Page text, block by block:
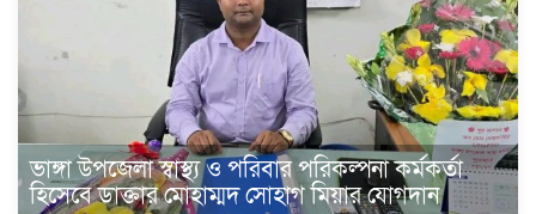
ভাঙ্গা উপজেলা স্বাস্থ্য ও পরিবার পরিকল্পনা কর্মকর্তা
হিসেবে ডাক্তার মোহাম্মদ সোহাগ মিয়ার যোগদান